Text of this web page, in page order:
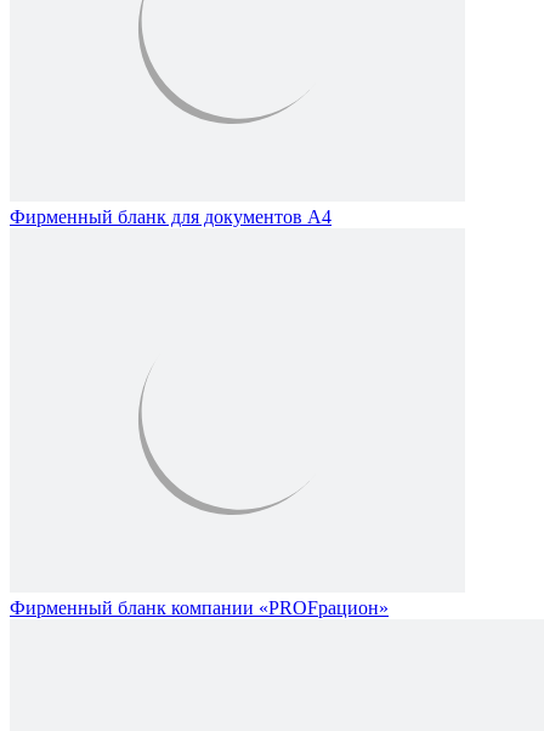
Фирменный бланк для документов А4
Фирменный бланк компании «PROFрацион»